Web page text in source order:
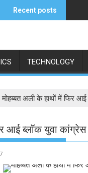
Recent posts
TECHNOLOGY
मोहब्बत अली के हाथों में फिर
आई ब्लॉक युवा